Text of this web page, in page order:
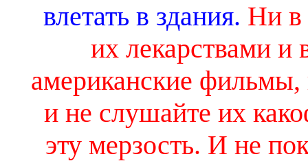
влетать в здания. Ни в
их лекарствами и
американские фильмы,
и не слушайте их
эту мерзость. И не